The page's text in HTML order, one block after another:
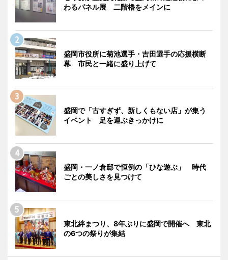
わるパネル展 二階櫓をメインに
盛岡市役所に菊池選手・吉田選手の応援横断
幕 市民と一緒に盛り上げて
盛岡で「古すぎず、新しくもない店」が集う
イベント 足を運ぶきっかけに
盛岡・一ノ倉邸で恒例の「ひな遊ぶ」 時代
ごとの美しさを見つけて
東北絆まつり、8年ぶりに盛岡で開催へ 東北
の6つの祭りが集結